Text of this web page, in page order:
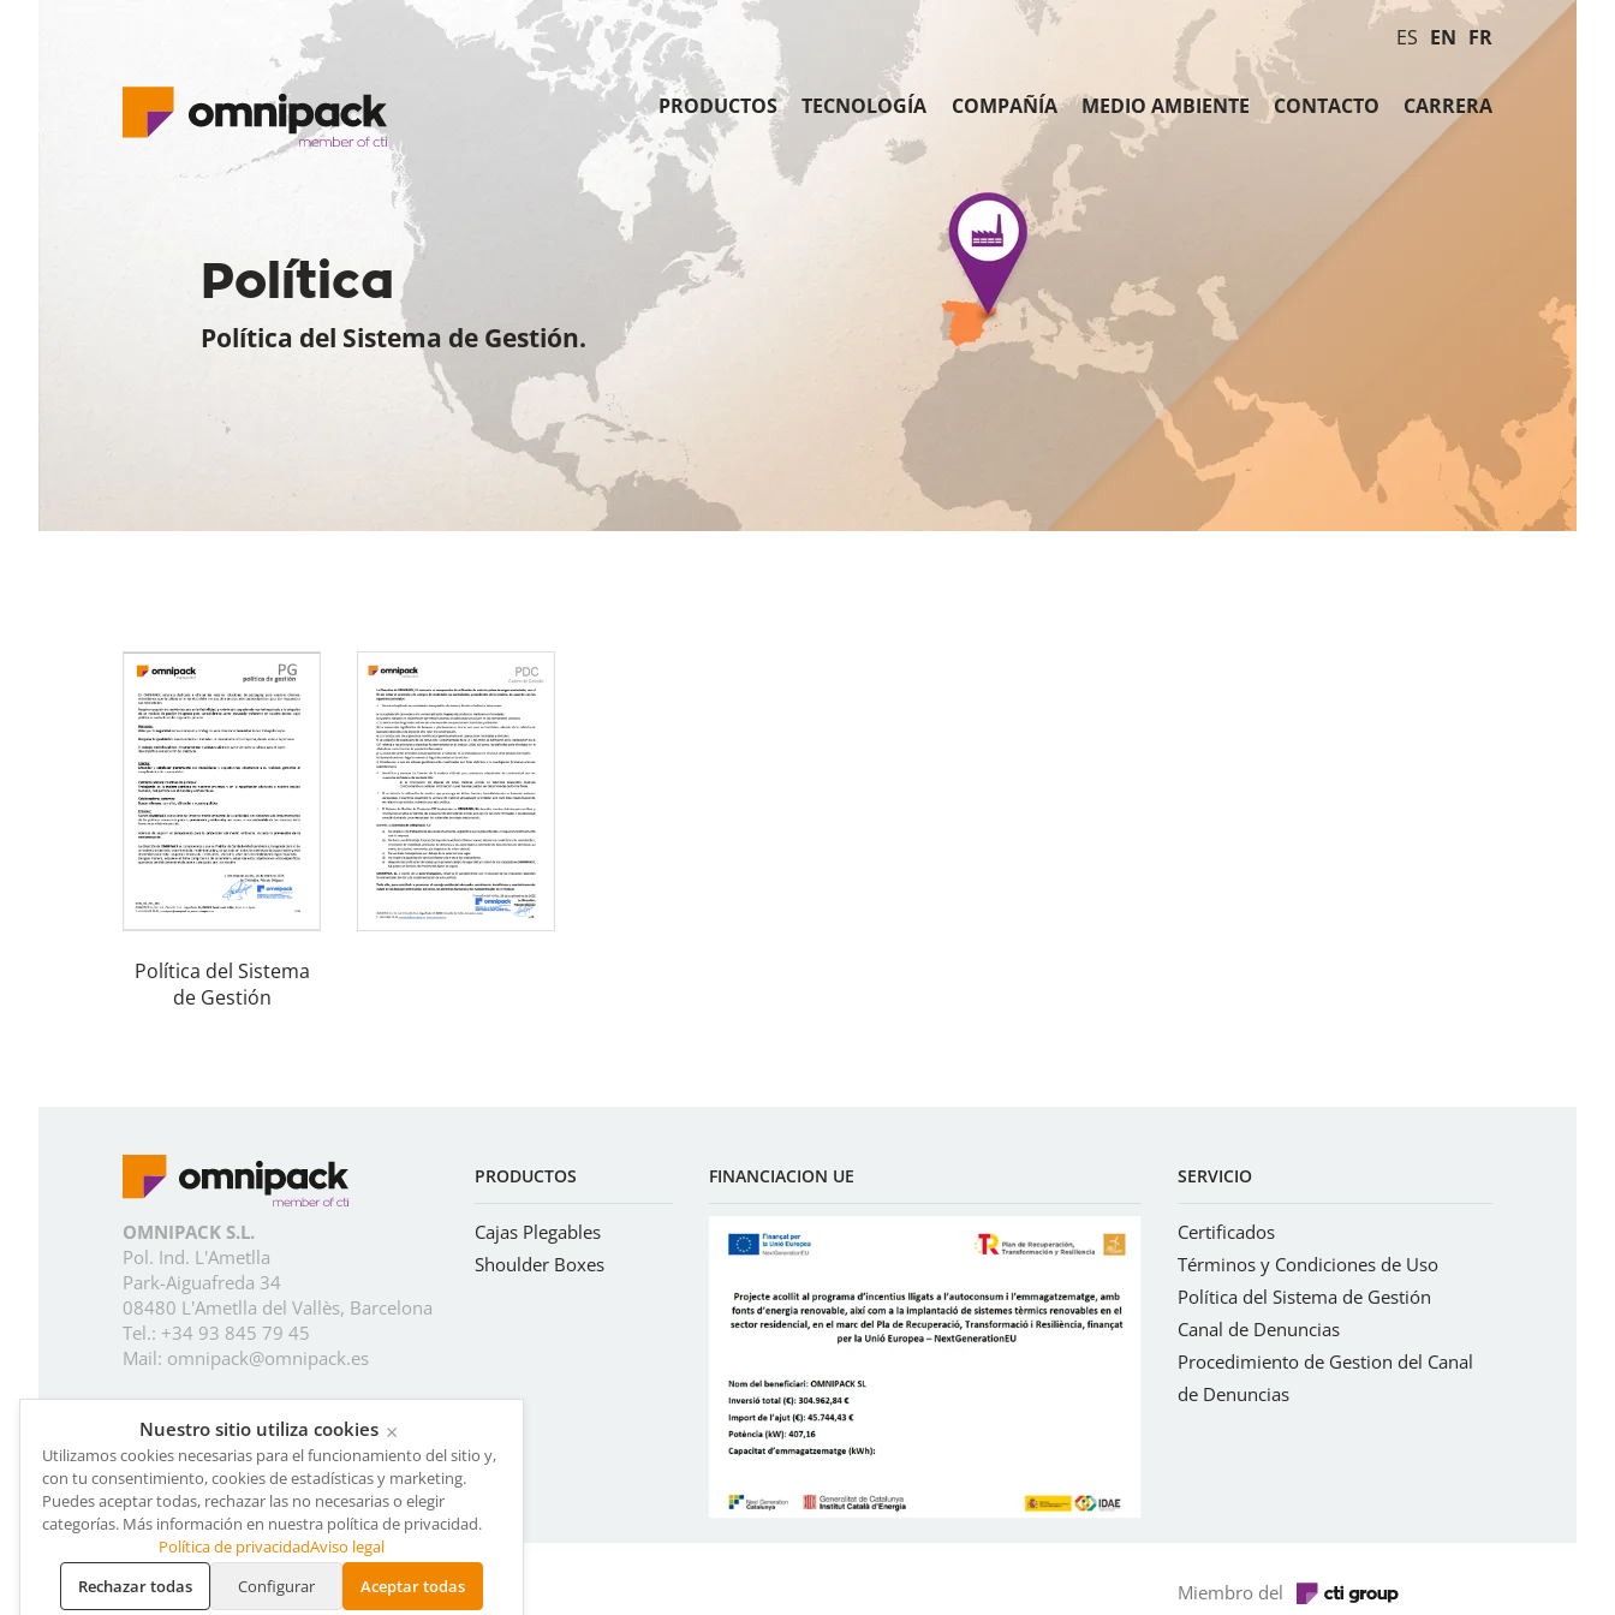
ES EN FR
PRODUCTOS TECNOLOGÍA COMPAÑÍA MEDIO AMBIENTE CONTACTO CARRERA
Política
Política del Sistema de Gestión.
Política del Sistema
de Gestión
OMNIPACK S.L.
Pol. Ind. L'Ametlla
Park-Aiguafreda 34
08480 L'Ametlla del Vallès, Barcelona
Tel.: +34 93 845 79 45
Mail: omnipack@omnipack.es
PRODUCTOS
Cajas Plegables
Shoulder Boxes
FINANCIACION UE SERVICIO
Certificados
Términos y Condiciones de Uso
Política del Sistema de Gestión
Canal de Denuncias
Procedimiento de Gestion del Canal
de Denuncias
Aviso Legal Política de privacidad·Cookies Miembro del
Nuestro sitio utiliza cookies ×
Utilizamos cookies necesarias para el funcionamiento del sitio y,
con tu consentimiento, cookies de estadísticas y marketing.
Puedes aceptar todas, rechazar las no necesarias o elegir
categorías. Más información en nuestra política de privacidad.
Política de privacidadAviso legal
Rechazar todas
Configurar Aceptar todas